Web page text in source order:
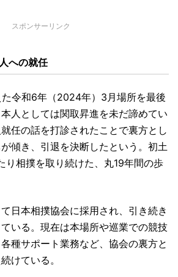
スポンサーリンク
への就任
令和6年（2024年）3月場所を最後
人としては関取昇進を未だ諦めてい
任の話を打診されたことで裏方とし
傾き、引退を決断したという。初土
り相撲を取り続けた、丸19年間の歩
日本相撲協会に採用され、引き続き
いる。現在は本場所や巡業での競技
種サポート業務など、協会の裏方と
けている。